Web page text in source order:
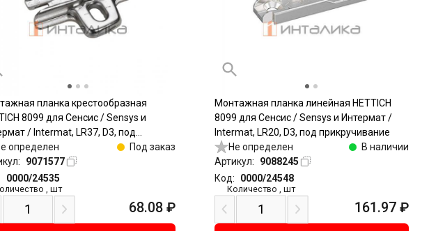
планка крестообразная
8099 для Сенсис / Sensys и
/ Intermat, LR37, D3, под
определен
Под заказ
9071577
0000/24535
шт
68.08 ₽
Монтажная планка линейная HETTICH
8099 для Сенсис / Sensys и Интермат /
Intermat, LR20, D3, под прикручивание
Не определен
В наличии
Артикул:
9088245
Код:
0000/24548
Количество ,шт
161.97 ₽